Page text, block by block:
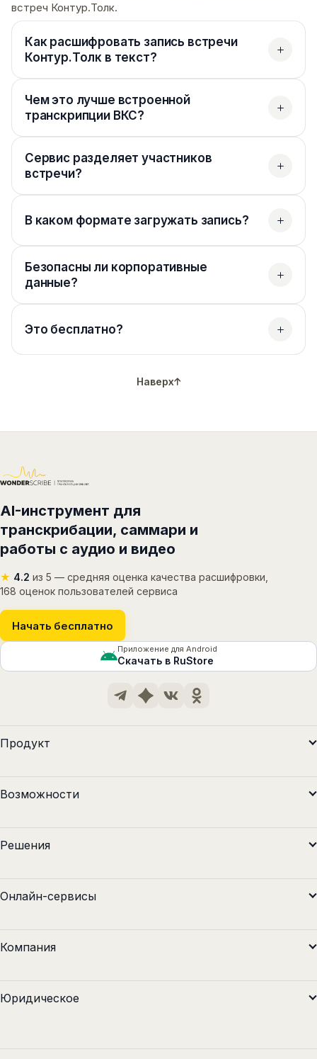
встреч Контур.Толк.
Как расшифровать запись встречи
Контур.Толк в текст?
Чем это лучше встроенной
транскрипции ВКС?
Сервис разделяет участников
встречи?
В каком формате загружать запись?
Безопасны ли корпоративные
данные?
Это бесплатно?
Наверх
AI-инструмент для
транскрибации, саммари и
работы с аудио и видео
★ 4.2 из 5 — средняя оценка качества расшифровки,
168 оценок пользователей сервиса
Начать бесплатно
Приложение для Android
Скачать в RuStore
Продукт
Возможности
Решения
Онлайн-сервисы
Компания
Юридическое